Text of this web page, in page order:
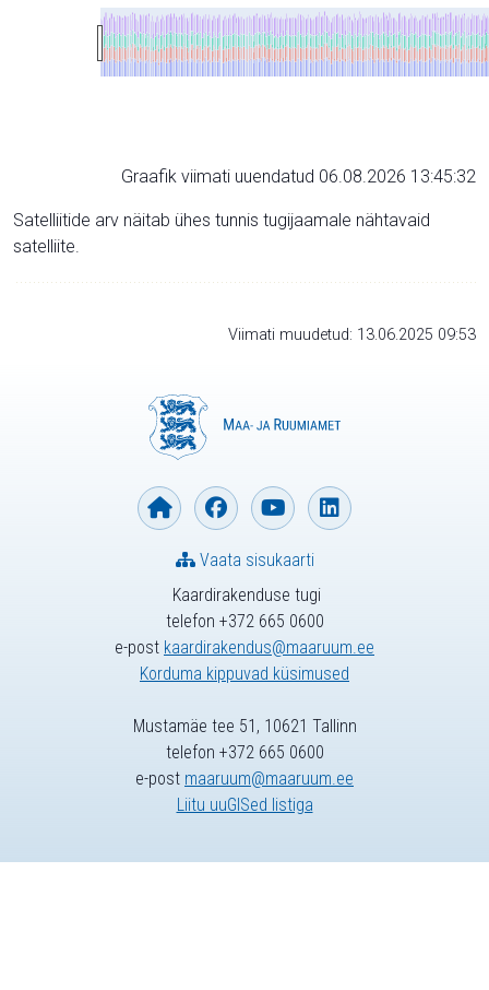
Graafik viimati uuendatud 06.08.2026 13:45:32
Satelliitide arv näitab ühes tunnis tugijaamale nähtavaid
satelliite.
Viimati muudetud: 13.06.2025 09:53
Kaardirakenduse tugi
telefon +372 665 0600
e-post kaardirakendus@maaruum.ee
Korduma kippuvad küsimused
Vaata sisukaarti
Mustamäe tee 51, 10621 Tallinn
telefon +372 665 0600
e-post maaruum@maaruum.ee
Liitu uuGISed listiga